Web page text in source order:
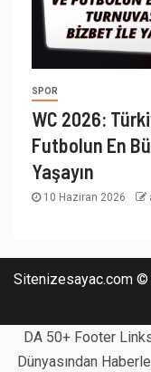
SPOR
WC 2026:
Futbolun En
Yaşayın
10 Haziran 2026
Sitenizesayac.com ©
DA 50+ Footer
Dünyasından